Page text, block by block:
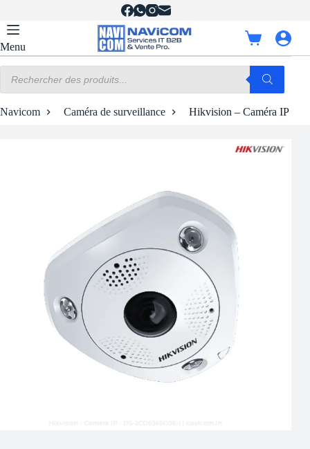
contenu
Menu
Panier
d’achat
produits
Navicom Caméra de surveillance Hikvision – Caméra IP